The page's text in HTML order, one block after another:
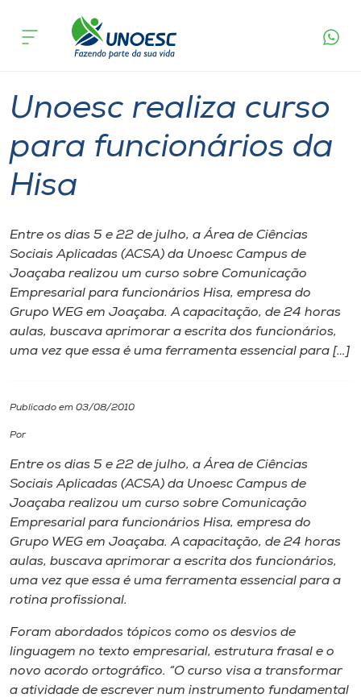
Cursos
Atendimento ao Estudante
Portal de Ensino
A
Unoesc
Internacionalização
Cultura
CPA
Biblioteca
Editora
Rádio
acontece
Unoesc realiza curso
para funcionários da
Hisa
Entre os dias 5 e 22 de julho, a Área de Ciências
Sociais Aplicadas (ACSA) da Unoesc Campus de
Joaçaba realizou um curso sobre Comunicação
Empresarial para funcionários Hisa, empresa do
Grupo WEG em Joaçaba. A capacitação, de 24 horas
aulas, buscava aprimorar a escrita dos funcionários,
uma vez que essa é uma ferramenta essencial para […]
Publicado em 03/08/2010
Por
Entre os dias 5 e 22 de julho, a Área de Ciências
Sociais Aplicadas (ACSA) da Unoesc Campus de
Joaçaba realizou um curso sobre Comunicação
Empresarial para funcionários Hisa, empresa do
Grupo WEG em Joaçaba. A capacitação, de 24 horas
aulas, buscava aprimorar a escrita dos funcionários,
uma vez que essa é uma ferramenta essencial para a
rotina profissional.
Foram abordados tópicos como os desvios de
linguagem no texto empresarial, estrutura frasal e o
novo acordo ortográfico. “O curso visa a transformar
a atividade de escrever num instrumento fundamental